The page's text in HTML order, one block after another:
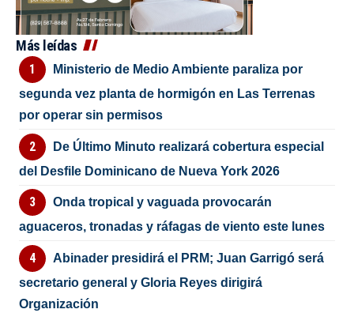
Más leídas
Ministerio de Medio Ambiente paraliza por
segunda vez planta de hormigón en Las Terrenas
por operar sin permisos
De Último Minuto realizará cobertura especial
del Desfile Dominicano de Nueva York 2026
Onda tropical y vaguada provocarán
aguaceros, tronadas y ráfagas de viento este lunes
Abinader presidirá el PRM; Juan Garrigó será
secretario general y Gloria Reyes dirigirá
Organización